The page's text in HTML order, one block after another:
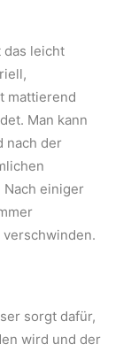
das leicht
mattierend
Man kann
nach der
Nach einiger
sorgt dafür,
wird und der